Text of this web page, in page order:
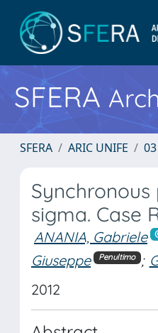
SFERA
SFERA ARIC UNIFE
sigma. Case
ANANIA, Gabriele
Giuseppe
Penultimo ;
2012